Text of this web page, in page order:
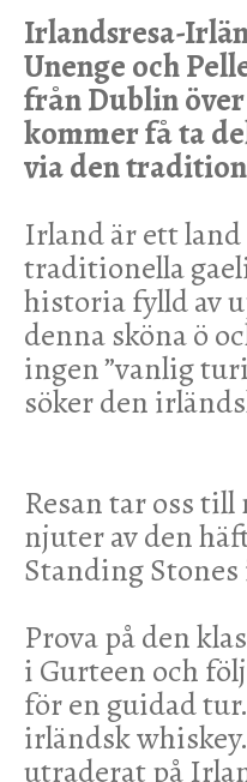
Irlandsresa-
Unenge och
från Dublin
kommer få ta
via den
Irland är ett
traditionella
historia fylld av
denna sköna ö
ingen ”vanlig
söker den
Resan tar oss
njuter av den
Standing
Prova på den
i Gurteen och
för en guidad
irländsk
utraderat på